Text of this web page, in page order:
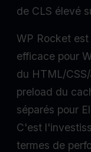
de CLS élevé
WP Rocket
efficace pour
du HTML/
preload du
séparés pour
C'est
termes de